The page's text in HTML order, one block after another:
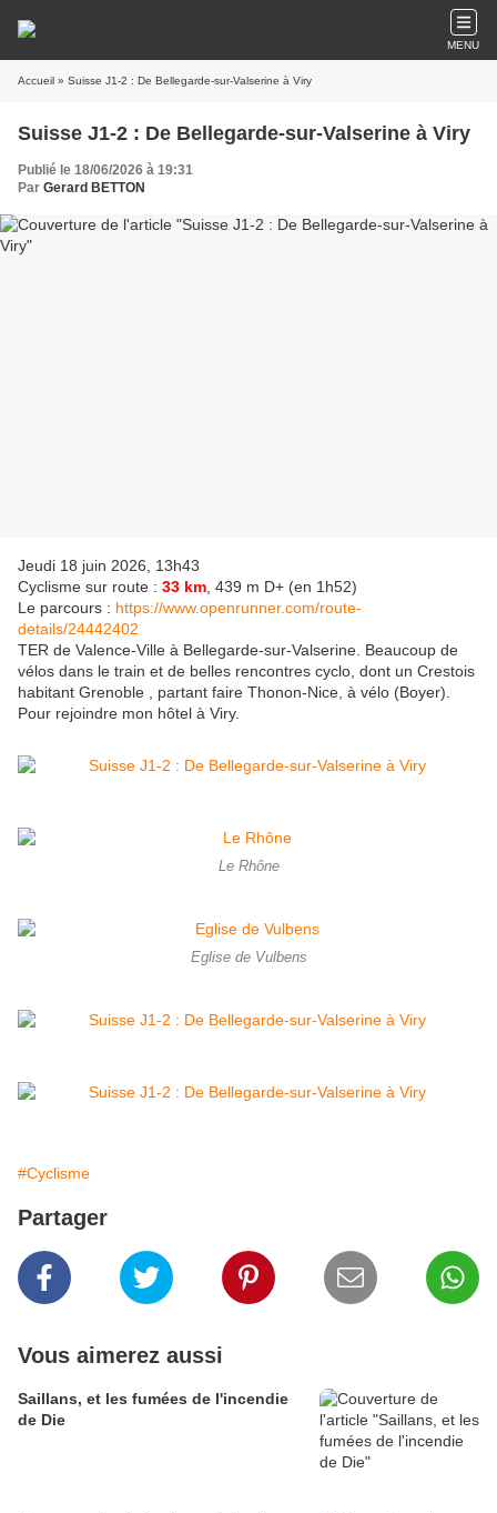
MENU
Accueil » Suisse J1-2 : De Bellegarde-sur-Valserine à Viry
Suisse J1-2 : De Bellegarde-sur-Valserine à Viry
Publié le 18/06/2026 à 19:31
Par Gerard BETTON
Jeudi 18 juin 2026, 13h43
Cyclisme sur route : 33 km , 439 m D+ (en 1h52)
Le parcours : https://www.openrunner.com/route-
details/24442402
TER de Valence-Ville à Bellegarde-sur-Valserine. Beaucoup de
vélos dans le train et de belles rencontres cyclo, dont un Crestois
habitant Grenoble , partant faire Thonon-Nice, à vélo (Boyer).
Pour rejoindre mon hôtel à Viry.
Le Rhône
Eglise de Vulbens
#Cyclisme
Partager
Vous aimerez aussi
Saillans, et les fumées de l'incendie
de Die